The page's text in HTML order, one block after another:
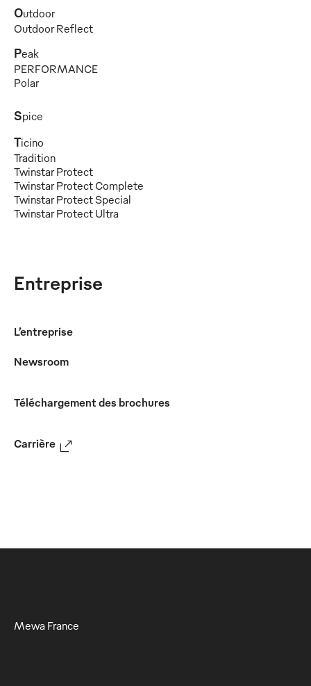
Outdoor
Outdoor Reflect
Peak
PERFORMANCE
Polar
Spice
Ticino
Tradition
Twinstar Protect
Twinstar Protect Complete
Twinstar Protect Special
Twinstar Protect Ultra
Entreprise
L’entreprise
Newsroom
Téléchargement des brochures
Carrière
Mewa France